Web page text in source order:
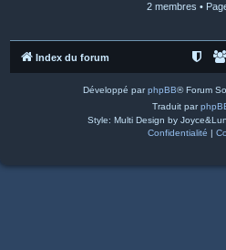
2 membres •
Index du forum
Développé parphpBB® Forum
Traduit par
Style: Multi Design by
Confidentialité |